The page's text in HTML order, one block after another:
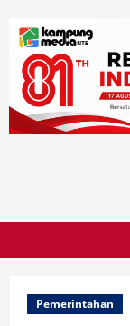
content
Pemerintahan